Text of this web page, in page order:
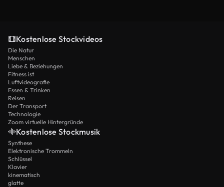
Kostenlose Stockvideos
Die Natur
Menschen
Liebe & Beziehungen
Fitness ist
Luftvideografie
Essen & Trinken
Reisen
Der Transport
Technologie
Zoom virtuelle Hintergründe
Kostenlose Stockmusik
Synthese
Elektronische Trommeln
Schlüssel
Klavier
kinematisch
glatte